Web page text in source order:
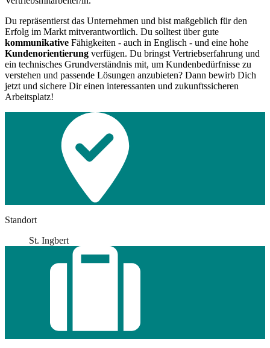
Du repräsentierst das Unternehmen und bist maßgeblich für den
Erfolg im Markt mitverantwortlich. Du solltest über gute
kommunikative Fähigkeiten - auch in Englisch - und eine hohe
Kundenorientierung verfügen. Du bringst Vertriebserfahrung und
ein technisches Grundverständnis mit, um Kundenbedürfnisse zu
verstehen und passende Lösungen anzubieten? Dann bewirb Dich
jetzt und sichere Dir einen interessanten und zukunftssicheren
Arbeitsplatz!
Standort
St. Ingbert